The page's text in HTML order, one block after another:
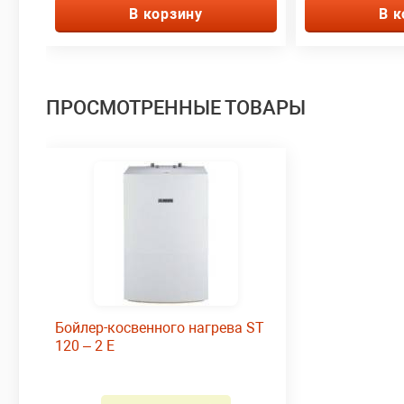
В корзину В
ПРОСМОТРЕННЫЕ ТОВАРЫ
Бойлер-косвенного нагрева ST
120 – 2 E